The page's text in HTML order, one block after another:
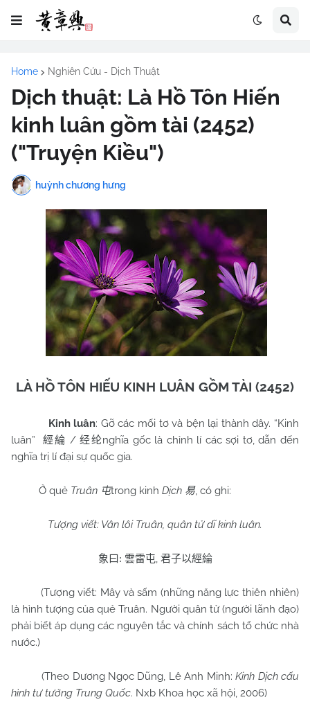
Home Nghiên Cứu - Dịch Thuật
Dịch thuật: Là Hồ Tôn Hiến
kinh luân gồm tài (2452)
("Truyện Kiều")
huỳnh chương hưng
LÀ HỒ TÔN HIẾU KINH LUÂN GỒM TÀI (2452)
Kinh luân: Gỡ các mối tơ và bện lại thành dây. “Kinh
luân”經綸 /经纶nghĩa gốc là chỉnh lí các sợi tơ, dẫn đến
nghĩa trị lí đại sự quốc gia.
Ở quẻ Truân 屯trong kinh Dịch 易, có ghi:
Tượng viết: Vân lôi Truân, quân tử dĩ kinh luân.
象曰 : 雲雷屯, 君子以經綸
(Tượng viết: Mây và sấm (những năng lực thiên nhiên)
là hình tượng của quẻ Truân. Người quân tử (người lãnh đạo)
phải biết áp dụng các nguyên tắc và chính sách tổ chức nhà
nước.)
(Theo Dương Ngọc Dũng, Lê Anh Minh:Kinh Dịch cấu
hình tư tưởng Trung Quốc. Nxb Khoa học xã hội, 2006)